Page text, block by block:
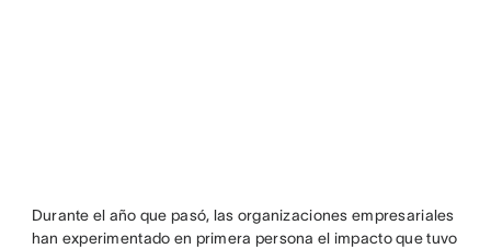
Durante el año que pasó, las organizaciones empresariales
han experimentado en primera persona el impacto que tuvo